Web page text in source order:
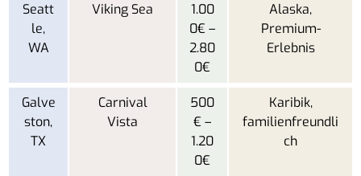
Seatt
le,
WA
Viking Sea
1.00
0€ –
2.80
0€
Alaska,
Premium-
Erlebnis
Galve
ston,
TX
Carnival
Vista
500
€ –
1.20
0€
Karibik,
familienfreundli
ch